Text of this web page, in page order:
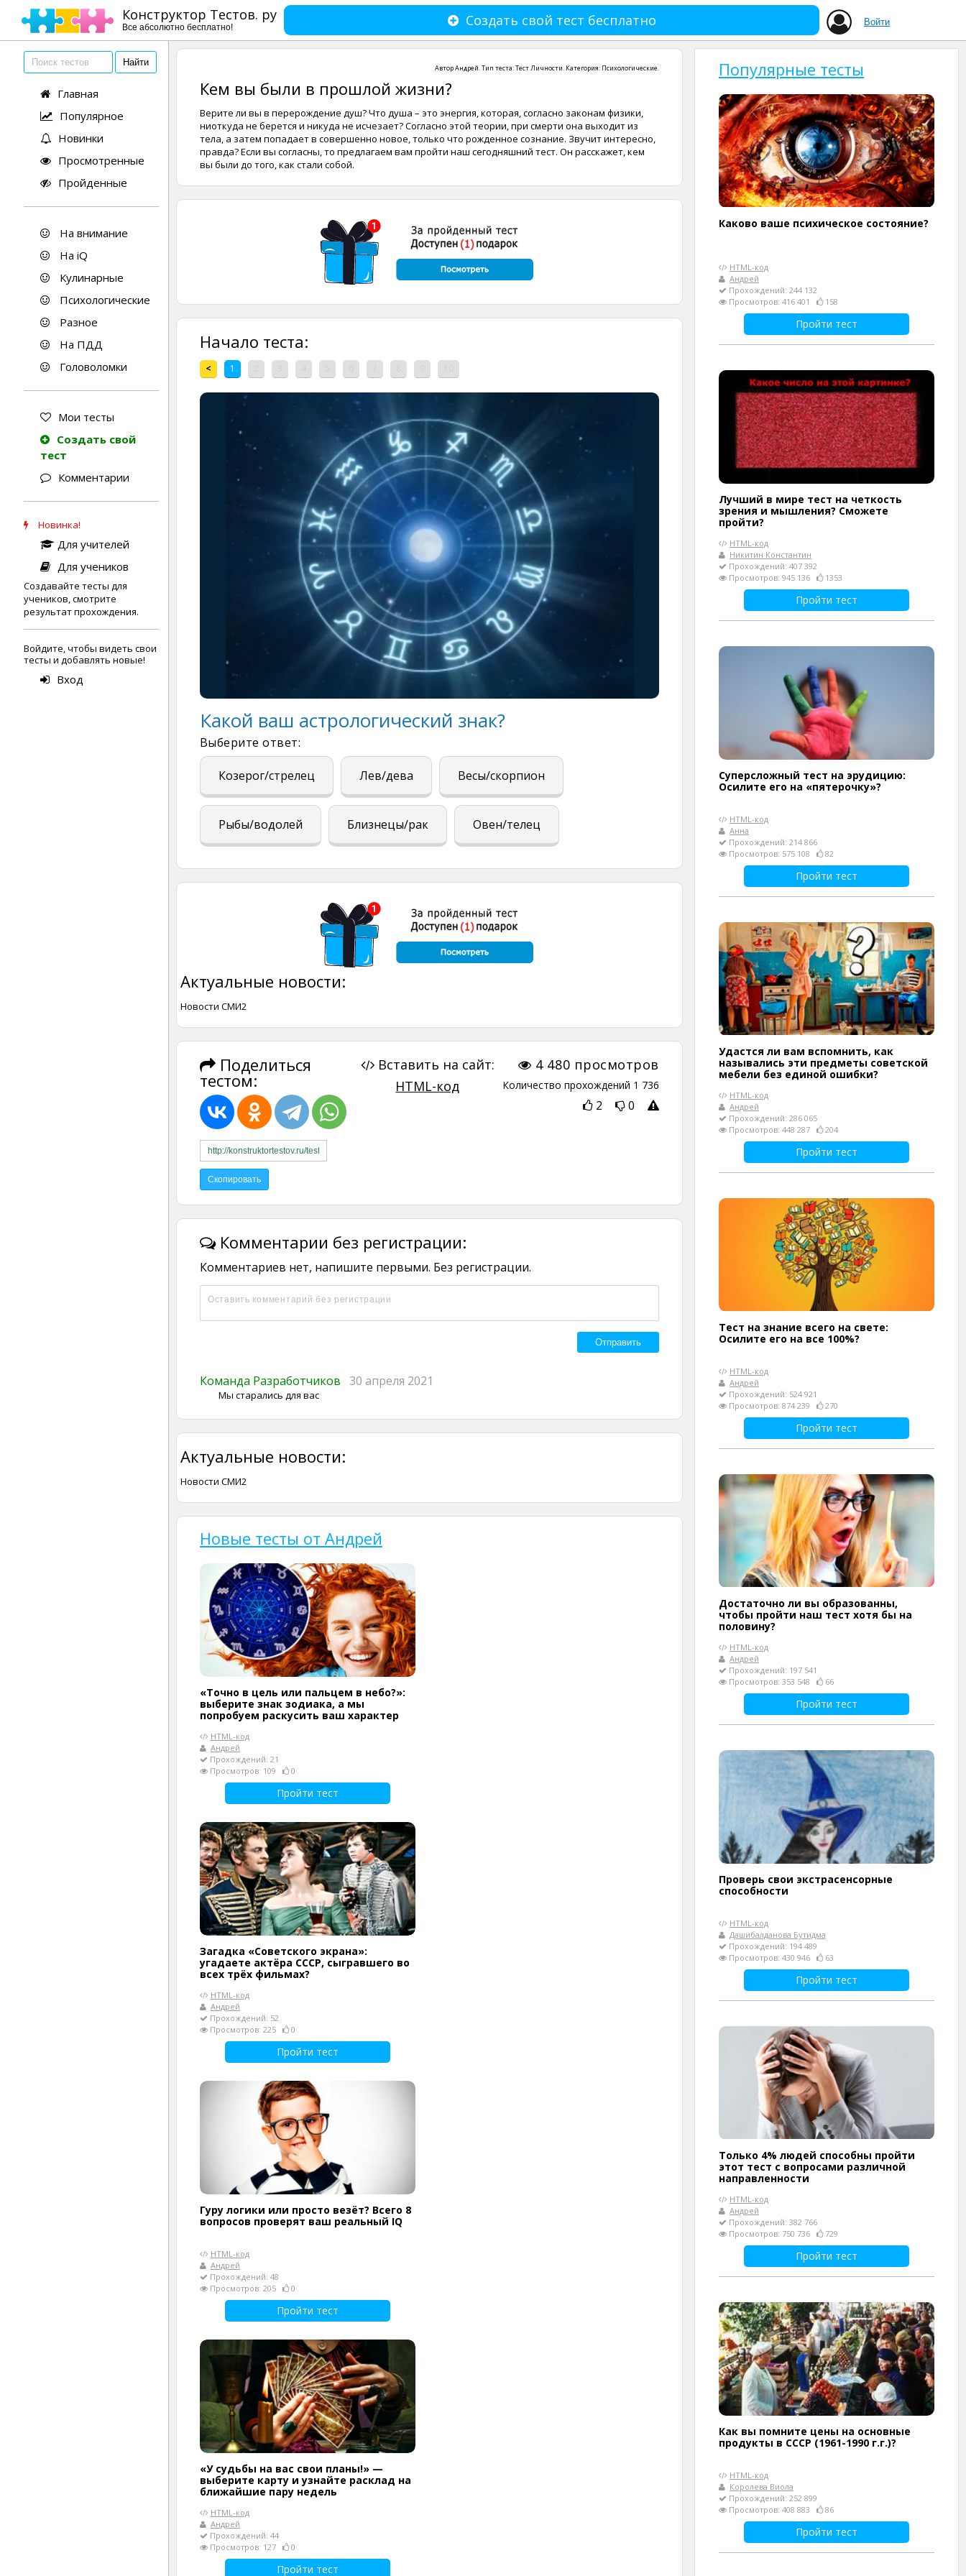
Конструктор Тестов. ру
Все абсолютно бесплатно! Войти
Создать свой тест бесплатно
Главная
Популярное
Новинки
Просмотренные
Пройденные
На внимание
На iQ
Кулинарные
Психологические
Разное
На ПДД
Головоломки
Мои тесты
Создать свой
тест
Комментарии
Новинка!
Для учителей
Для учеников
Создавайте тесты для
учеников, смотрите
результат прохождения.
Войдите, чтобы видеть свои
тесты и добавлять новые!
Вход
АвторАндрей. Тип теста:Тест Личности. Категория: Психологические.
Кем вы были в прошлой жизни?
Верите ли вы в перерождение душ? Что душа – это энергия, которая, согласно законам физики,
ниоткуда не берется и никуда не исчезает? Согласно этой теории, при смерти она выходит из
тела, а затем попадает в совершенно новое, только что рожденное сознание. Звучит интересно,
правда? Если вы согласны, то предлагаем вам пройти наш сегодняшний тест. Он расскажет, кем
вы были до того, как стали собой.
Начало теста:
< 1
Какой ваш астрологический знак?
Выберите ответ:
Козерог/стрелец Лев/дева Весы/скорпион
Рыбы/водолей Близнецы/рак Овен/телец
Актуальные новости:
Новости СМИ2
Поделиться
тестом:
4 480 просмотров
Количество прохождений 1 736
2 0
Вставить на сайт:
HTML-код
Комментарии без регистрации:
Комментариев нет, напишите первыми. Без регистрации.
Команда Разработчиков 30 апреля 2021
Мы старались для вас
Актуальные новости:
Новости СМИ2
Новые тесты от Андрей
«Точно в цель или пальцем в небо?»:
выберите знак зодиака, а мы
попробуем раскусить ваш характер
HTML-код
Андрей
Прохождений: 21
Просмотров: 109
0
Пройти тест
Загадка «Советского экрана»:
угадаете актёра СССР, сыгравшего во
всех трёх фильмах?
HTML-код
Андрей
Прохождений: 52
Просмотров: 225
0
Пройти тест
Гуру логики или просто везёт? Всего 8
вопросов проверят ваш реальный IQ
HTML-код
Андрей
Прохождений: 48
Просмотров: 205
0
Пройти тест
«У судьбы на вас свои планы!» —
выберите карту и узнайте расклад на
ближайшие пару недель
HTML-код
Андрей
Прохождений: 44
Просмотров: 127
0
Пройти тест
Популярные тесты
Каково ваше психическое состояние?
HTML-код
Андрей
Прохождений: 244 132
Просмотров: 416 401
158
Пройти тест
Лучший в мире тест на четкость
зрения и мышления? Сможете
пройти?
HTML-код
Никитин Константин
Прохождений: 407 392
Просмотров: 945 136
1353
Пройти тест
Суперсложный тест на эрудицию:
Осилите его на «пятерочку»?
HTML-код
Анна
Прохождений: 214 866
Просмотров: 575 108
82
Пройти тест
Удастся ли вам вспомнить, как
назывались эти предметы советской
мебели без единой ошибки?
HTML-код
Андрей
Прохождений: 286 065
Просмотров: 448 287
204
Пройти тест
Тест на знание всего на свете:
Осилите его на все 100%?
HTML-код
Андрей
Прохождений: 524 921
Просмотров: 874 239
270
Пройти тест
Достаточно ли вы образованны,
чтобы пройти наш тест хотя бы на
половину?
HTML-код
Андрей
Прохождений: 197 541
Просмотров: 353 548
66
Пройти тест
Проверь свои экстрасенсорные
способности
HTML-код
Дашибалданова Бутидма
Прохождений: 194 489
Просмотров: 430 946
63
Пройти тест
Только 4% людей способны пройти
этот тест с вопросами различной
направленности
HTML-код
Андрей
Прохождений: 382 766
Просмотров: 750 736
729
Пройти тест
Как вы помните цены на основные
продукты в СССР (1961-1990 г.г.)?
HTML-код
Королева Виола
Прохождений: 252 899
Просмотров: 408 883
86
Пройти тест